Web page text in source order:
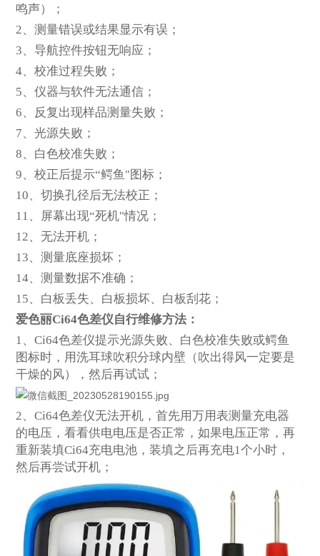
鸣声）；
2、测量错误或结果显示有误；
3、导航控件按钮无响应；
4、校准过程失败；
5、仪器与软件无法通信；
6、反复出现样品测量失败；
7、光源失败；
8、白色校准失败；
9、校正后提示“鳄鱼"图标；
10、切换孔径后无法校正；
11、屏幕出现“死机"情况；
12、无法开机；
13、测量底座损坏；
14、测量数据不准确；
15、白板丢失、白板损坏、白板刮花；
爱色丽Ci64色差仪自行维修方法：
1、Ci64色差仪提示光源失败、白色校准失败或鳄鱼
图标时，用洗耳球吹积分球内壁（吹出得风一定要是
干燥的风），然后再试试；
2、Ci64色差仪无法开机，首先用万用表测量充电器
的电压，看看供电电压是否正常，如果电压正常，再
重新装填Ci64充电电池，装填之后再充电1个小时，
然后再尝试开机；